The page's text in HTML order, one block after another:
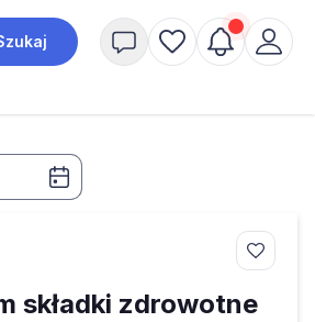
składki zdrowotne